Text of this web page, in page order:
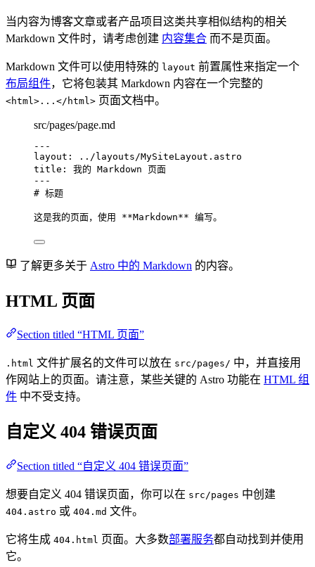
当内容为博客文章或者产品项目这类共享相似结构的相关
Markdown 文件时，请考虑创建 内容集合 而不是页面。
Markdown 文件可以使用特殊的 layout 前置属性来指定一个
布局组件，它将包装其 Markdown 内容在一个完整的
<html>...</html> 页面文档中。
src/pages/page.md
---
layout :
../layouts/MySiteLayout.astro
title : 我的 Markdown 页面
---
# 标题
这是我的页面，使用 **Markdown** 编写。
了解更多关于 Astro 中的 Markdown 的内容。
HTML 页面
Section titled “HTML 页面”
.html 文件扩展名的文件可以放在 src/pages/ 中，并直接用
作网站上的页面。请注意，某些关键的 Astro 功能在 HTML 组
件 中不受支持。
自定义 404 错误页面
Section titled “自定义 404 错误页面”
想要自定义 404 错误页面，你可以在 src/pages 中创建
404.astro 或 404.md 文件。
它将生成 404.html 页面。大多数部署服务都自动找到并使用
它。